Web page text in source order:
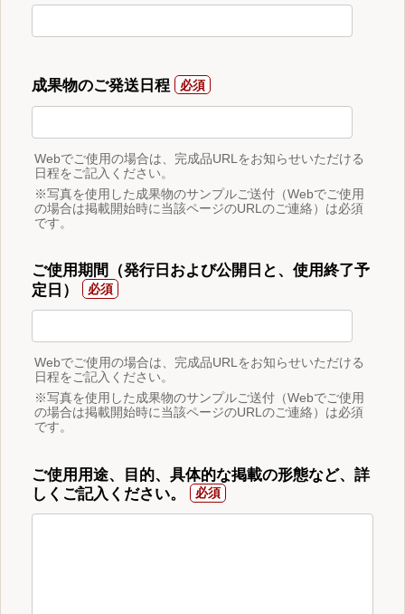
成果物のご発送日程
Webでご使用の場合は、完成品URLをお知らせいただける
日程をご記入ください。
※写真を使用した成果物のサンプルご送付（Webでご使用
の場合は掲載開始時に当該ページのURLのご連絡）は必須
です。
ご使用期間（発行日および公開日と、使用終了予
定日）
Webでご使用の場合は、完成品URLをお知らせいただける
日程をご記入ください。
※写真を使用した成果物のサンプルご送付（Webでご使用
の場合は掲載開始時に当該ページのURLのご連絡）は必須
です。
ご使用用途、目的、具体的な掲載の形態など、詳
しくご記入ください。